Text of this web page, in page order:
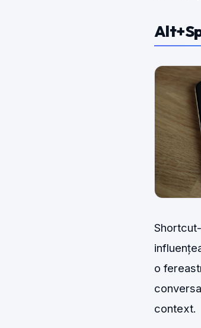
o
context.